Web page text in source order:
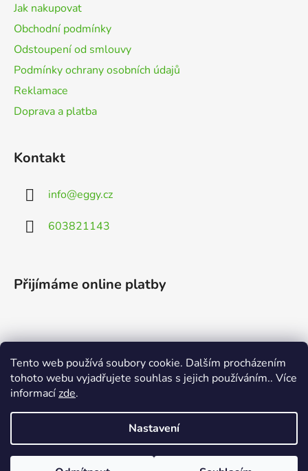
Tento web používá soubory cookie. Dalším procházením
tohoto webu vyjadřujete souhlas s jejich používáním.. Více
informacízde.
Nastavení
Jak nakupovat
Obchodní podmínky
Odstoupení od smlouvy
Podmínky ochrany osobních údajů
Reklamace
Doprava a platba
Kontakt
info@eggy.cz
603821143
Přijímáme online platby
Vyhledávání
HLEDAT